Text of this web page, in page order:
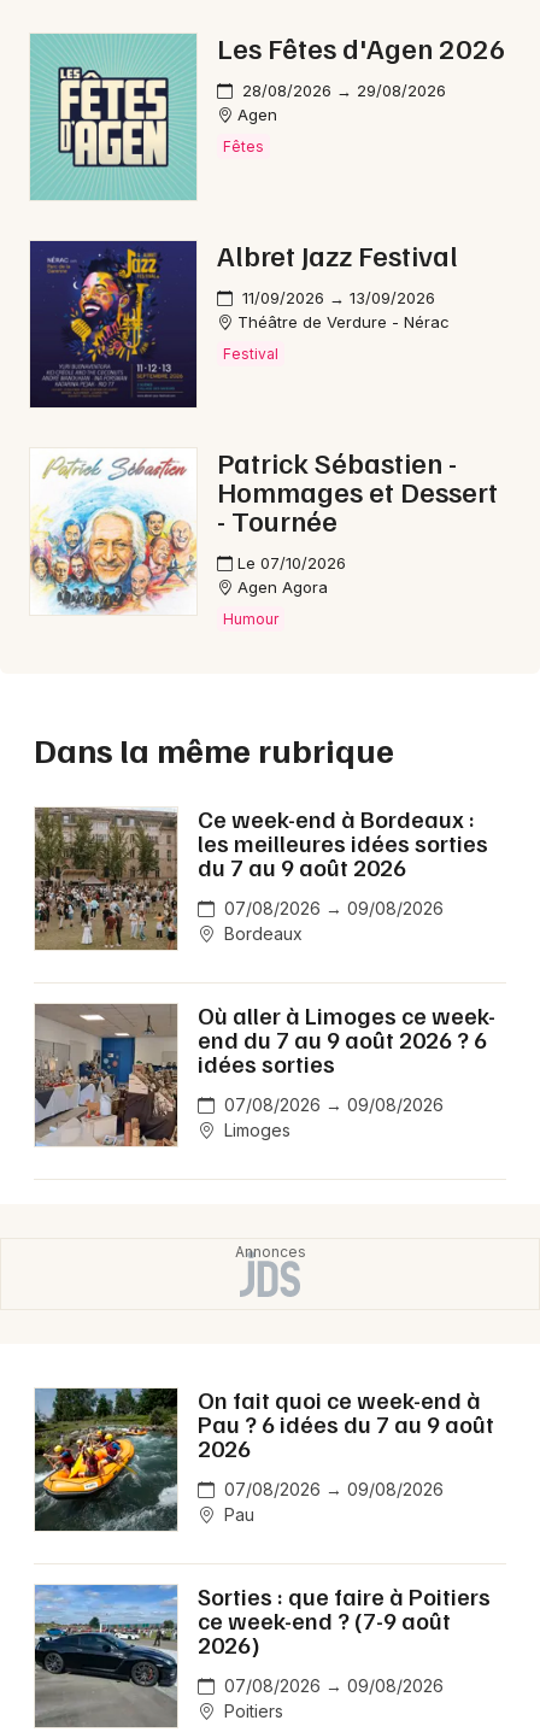
Les Fêtes d'Agen 2026
28/08/2026 → 29/08/2026
Agen
Fêtes
Albret Jazz Festival
11/09/2026 → 13/09/2026
Théâtre de Verdure - Nérac
Festival
Patrick Sébastien -
Hommages et Dessert
- Tournée
Le 07/10/2026
Agen Agora
Humour
Dans la même rubrique
Ce week-end à Bordeaux :
les meilleures idées sorties
du 7 au 9 août 2026
07/08/2026 → 09/08/2026
Bordeaux
Où aller à Limoges ce week-
end du 7 au 9 août 2026 ? 6
idées sorties
07/08/2026 → 09/08/2026
Limoges
On fait quoi ce week-end à
Pau ? 6 idées du 7 au 9 août
2026
07/08/2026 → 09/08/2026
Pau
Sorties : que faire à Poitiers
ce week-end ? (7-9 août
2026)
07/08/2026 → 09/08/2026
Poitiers